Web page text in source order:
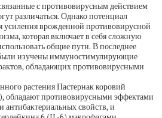
с противовирусным действием
различаться. Однако потенциал
усиления врожденной противовирусной
которая включает в себя сложную
общие пути. В последнее
изучены иммуностимулирующие
обладающих противовирусными
растения Пастернак коровий
обладают противовирусными эффектами
свойств, и